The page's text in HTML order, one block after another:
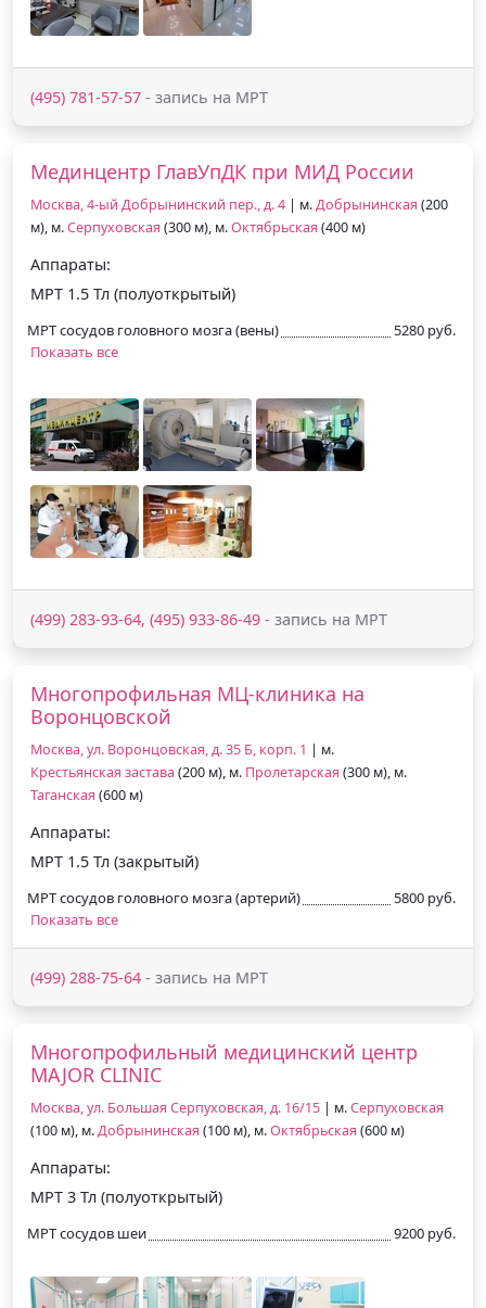
(495) 781-57-57 - запись на МРТ
Мединцентр ГлавУпДК при МИД России
Москва, 4-ый Добрынинский пер., д. 4 | м.Добрынинская (200
м), м.Серпуховская (300 м), м.Октябрьская (400 м)
Аппараты:
МРТ 1.5 Тл (полуоткрытый)
МРТ сосудов головного мозга (вены)
5280 руб.
Показать все
(499) 283-93-64, (495) 933-86-49 - запись на МРТ
Многопрофильная МЦ-клиника на
Воронцовской
Москва, ул. Воронцовская, д. 35 Б, корп. 1 | м.
Крестьянская застава (200 м), м. Пролетарская (300 м), м.
Таганская (600 м)
Аппараты:
МРТ 1.5 Тл (закрытый)
МРТ сосудов головного мозга (артерий)
5800 руб.
Показать все
(499) 288-75-64 - запись на МРТ
Многопрофильный медицинский центр
MAJOR CLINIC
Москва, ул. Большая Серпуховская, д. 16/15 | м.Серпуховская
(100 м), м.Добрынинская (100 м), м.Октябрьская (600 м)
Аппараты:
МРТ 3 Тл (полуоткрытый)
МРТ сосудов шеи 9200 руб.